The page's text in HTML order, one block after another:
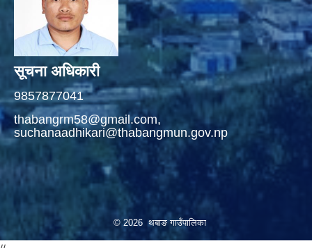
सूचना अधिकारी
9857877041
thabangrm58@gmail.com,
suchanaadhikari@thabangmun.gov.np
© 2026 थबाङ गाउँपालिका